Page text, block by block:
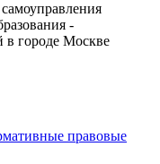
-
в городе Москве
правовые